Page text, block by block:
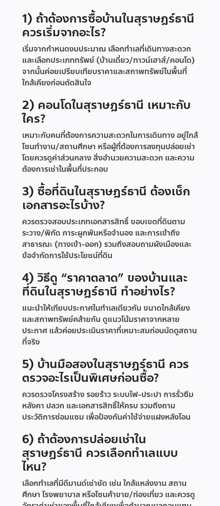
1) ถ้าต้องการซื้อบ้านในสุราษฎร์ธานี
ควรเริ่มจากอะไร?
เริ่มจากกำหนดงบประมาณ เลือกทำเลที่เดินทางสะดวก
และเลือกประเภททรัพย์ (บ้านเดี่ยว/ทาวน์เฮาส์/คอนโด)
จากนั้นค่อยเปรียบเทียบราคาและสภาพทรัพย์ในพื้นที่
ใกล้เคียงก่อนตัดสินใจ
2) คอนโดในสุราษฎร์ธานี เหมาะกับ
ใคร?
เหมาะกับคนที่ต้องการความสะดวกในการเดินทาง อยู่ใกล้
โซนทำงาน/สถานศึกษา หรือผู้ที่ต้องการลงทุนปล่อยเช่า
โดยควรดูค่าส่วนกลาง สิ่งอำนวยความสะดวก และความ
ต้องการเช่าในพื้นที่ประกอบ
3) ซื้อที่ดินในสุราษฎร์ธานี ต้องเช็ก
เอกสารอะไรบ้าง?
ควรตรวจสอบประเภทเอกสารสิทธิ์ ขอบเขตที่ดินตาม
ระวาง/พิกัด ภาระผูกพันหรือจำนอง และการเข้าถึง
สาธารณะ (ทางเข้า-ออก) รวมถึงสอบถามผังเมืองและ
ข้อจำกัดการใช้ประโยชน์ที่ดิน
4) วิธีดู “ราคาตลาด” ของบ้านและ
ที่ดินในสุราษฎร์ธานี ทำอย่างไร?
แนะนำให้เทียบประกาศในทำเลเดียวกัน ขนาดใกล้เคียง
และสภาพทรัพย์คล้ายกัน ดูแนวโน้มราคาจากหลาย
ประกาศ แล้วค่อยประเมินราคาที่เหมาะสมก่อนนัดดูสถาน
ที่จริง
5) บ้านมือสองในสุราษฎร์ธานี ควร
ตรวจอะไรเป็นพิเศษก่อนซื้อ?
ควรตรวจโครงสร้าง รอยร้าว ระบบไฟ-ประปา การรั่วซึม
หลังคา ปลวก และเอกสารสิทธิ์ให้ครบ รวมถึงถาม
ประวัติการซ่อมแซม เพื่อป้องกันค่าใช้จ่ายแฝงหลังโอน
6) ถ้าต้องการปล่อยเช่าใน
สุราษฎร์ธานี ควรเลือกทำเลแบบ
ไหน?
เลือกทำเลที่มีดีมานด์เช่าชัด เช่น ใกล้แหล่งงาน สถาน
ศึกษา โรงพยาบาล หรือโซนค้าขาย/ท่องเที่ยว และควรดู